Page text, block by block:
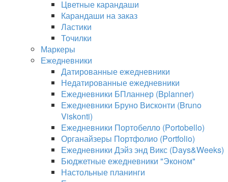
Цветные карандаши
Карандаши на заказ
Ластики
Точилки
Маркеры
Ежедневники
Датированные ежедневники
Недатированные ежедневники
Ежедневники БПланнер (Bplanner)
Ежедневники Бруно Висконти (Bruno
Viskonti)
Ежедневники Портобелло (Portobello)
Органайзеры Портфолио (Portfolio)
Ежедневники Дэйз энд Викс (Days&Weeks)
Бюджетные ежедневники "Эконом"
Настольные планинги